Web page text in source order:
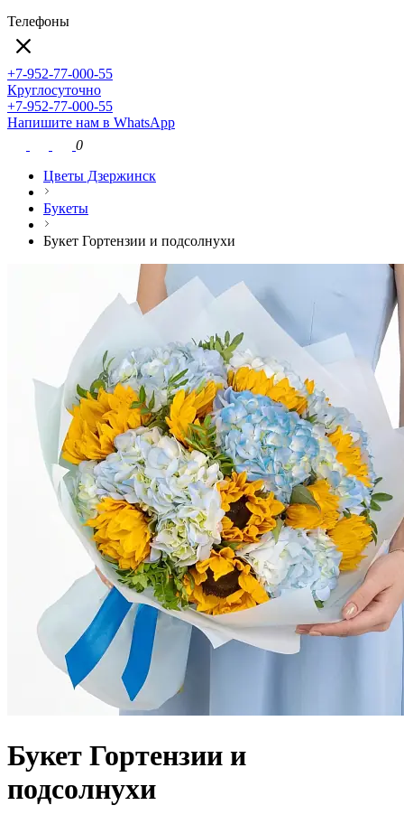
Телефоны
+7-952-77-000-55
Круглосуточно
+7-952-77-000-55
Напишите нам в WhatsApp
0
Цветы Дзержинск
Букеты
Букет Гортензии и подсолнухи
Букет Гортензии и
подсолнухи